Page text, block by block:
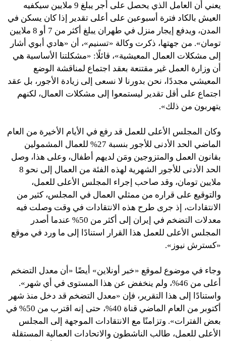
يعني أن العامل الذي يحصل على أجر يبلغ 9 ملايين سيكفيه
العيش بالكاد فترة أسبوعين على أعلى تقدير إذا كان يسكن في
المدن، ويدفع إيجار منزل في طهران يبلغ أكثر من 7 أو 8 ملايين
تومان». من جهتها، ذكرت وكالة «تسنيم»، أن «هادي أبوي أشار
إلى مشكلات العمال المعيشية»، قائلًا: «مشكلتنا الأساسية هي
أن وزارة العمل غير مقتنعة بعقد اجتماع لمناقشة الوضع
المعيشي مجددًا، نحن بدورنا لا نسعى إلى زيادة الأجور، بل عقد
اجتماع على أقل تقدير ليستمعوا إلى مشكلات العمال، لكنهم
يتهربون من ذلك».
وكان المجلس الأعلى للعمل قد رفع في الأيام الأخيرة من العام
الماضي الحد الأدنى للأجور بنسبة 27% للعمال المشمولين
بقانون العمل والمتزوجين ومَن لديهم أطفال، وعلى هذا، وصل
الحد الأدنى للأجور الشهرية لهذه الفئة من العمال إلى نحو 8
ملايين تومان، وقد صاحب إجراء المجلس الأعلى للعمل،
والتوقيع على قراره من ممثلي العمال في المجلس، كثير من
الانتقادات، إذ جرى طرح هذه الانتقادات في وقت وصلت فيه
معدلات التضخم في إيران إلى أكثر من 50% عندما أصدر
المجلس الأعلى للعمل هذا القرار استنادًا إلى ما ورد في موقع
«كسترش نيوز».
وجاء في موضوع لموقع «خبر أونلاين» أيضًا «أن معدل التضخم
أعلى من 46%، ولم ينخفض عن هذا المستوى في أي شهر».
واستنادًا إلى هذا التقرير، فإن «معدل التضخم قد دخل منذ شهر
أكتوبر من العام الماضي قناة 40%، حتى إنه اقترب من 50% في
بعض الفترات». وتزامنًا مع الانتقادات الموجهة إلى المجلس
الأعلى للعمل، طالب الناشطون والاتحادات العمالية المستقلة